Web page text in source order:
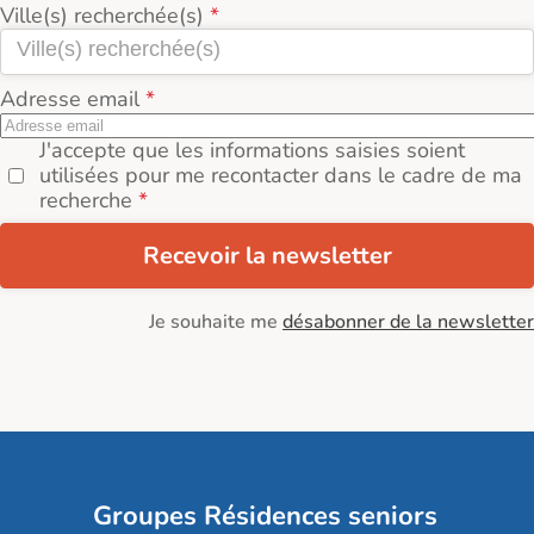
Ville(s) recherchée(s)
Adresse email
J'accepte que les informations saisies soient
utilisées pour me recontacter dans le cadre de ma
recherche
Recevoir la newsletter
Je souhaite me désabonner de la newsletter
Groupes Résidences seniors